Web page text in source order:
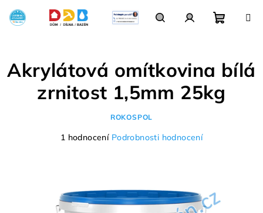
obsah
košík
Akrylátová omítkovina bílá
zrnitost 1,5mm 25kg
ROKOSPOL
Průměrné
z
5
1 hodnocení Podrobnosti hodnocení